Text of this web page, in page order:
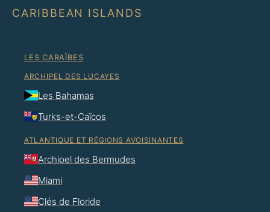
CARIBBEAN ISLANDS
LES CARAÏBES
ARCHIPEL DES LUCAYES
Les Bahamas
Turks-et-Caïcos
ATLANTIQUE ET RÉGIONS AVOISINANTES
Archipel des Bermudes
Miami
Clés de Floride